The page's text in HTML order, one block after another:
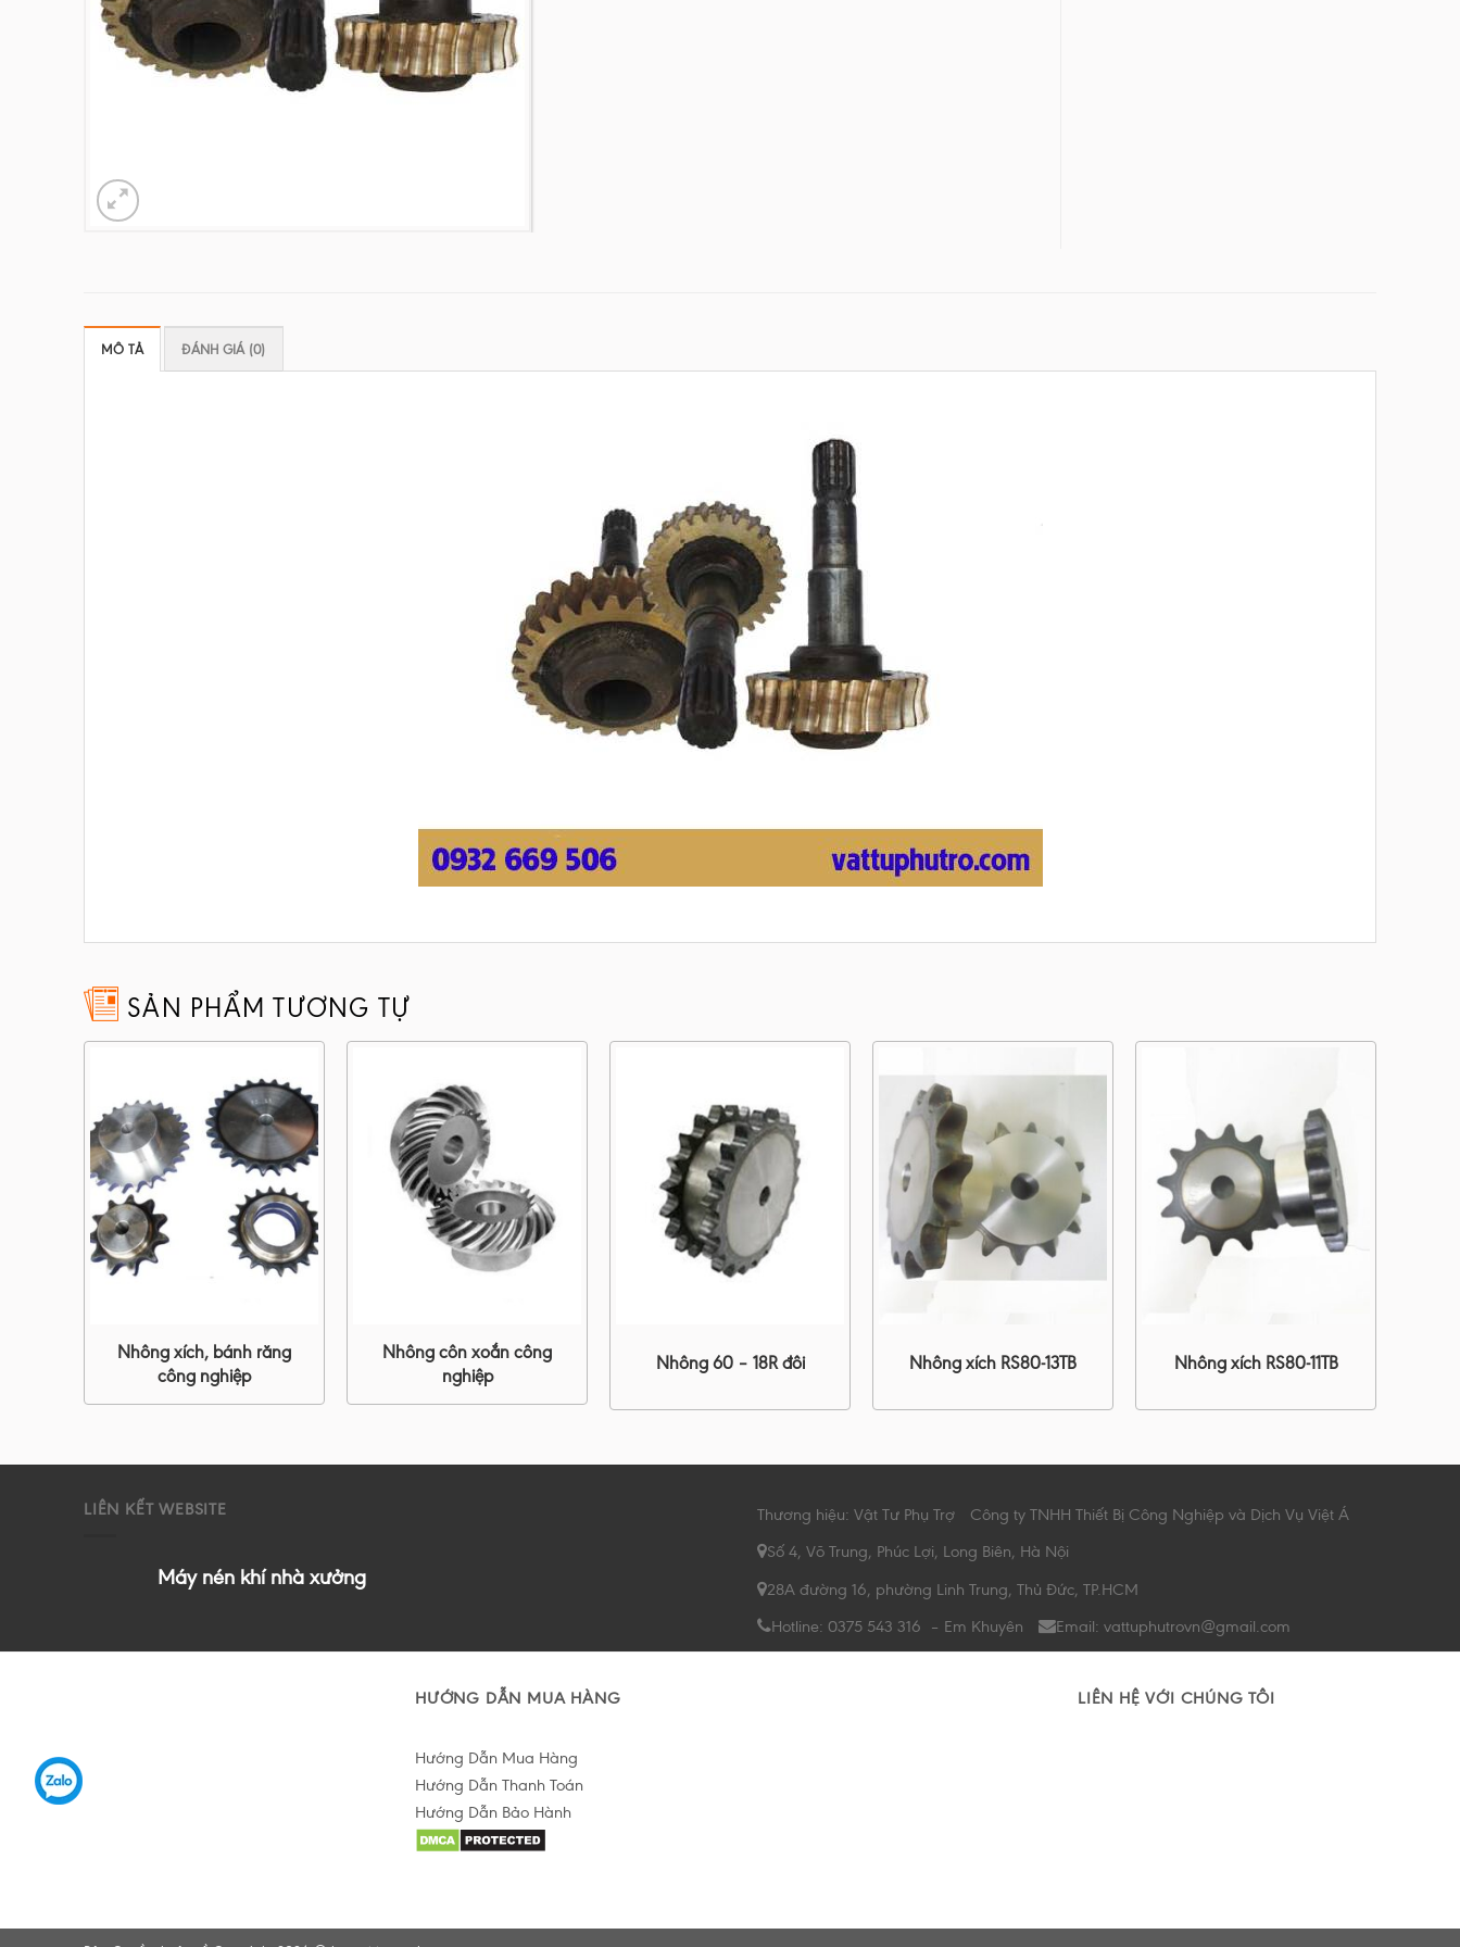
MÔ TẢ ĐÁNH GIÁ (0)
SẢN PHẨM TƯƠNG TỰ
Nhông xích, bánh răng
công nghiệp
Nhông côn xoắn công
nghiệp
Nhông 60 – 18R đôi Nhông xích RS80-13TB Nhông xích RS80-11TB
LIÊN KẾT WEBSITE
Máy nén khí nhà xưởng
Thương hiệu: Vật Tư Phụ Trợ
Công ty TNHH Thiết Bị Công Nghiệp và Dịch Vụ Việt Á
Số 4, Võ Trung, Phúc Lợi, Long Biên, Hà Nội
28A đường 16, phường Linh Trung, Thủ Đức, TP.HCM
Hotline: 0375 543 316 – Em Khuyên
Email: vattuphutrovn@gmail.com
HƯỚNG DẪN MUA HÀNG
Hướng Dẫn Mua Hàng
Hướng Dẫn Thanh Toán
Hướng Dẫn Bảo Hành
LIÊN HỆ VỚI CHÚNG TÔI